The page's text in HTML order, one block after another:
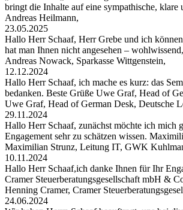
bringt die Inhalte auf eine sympathische,
Andreas Heilmann,
23.05.2025
Hallo Herr Schaaf, Herr Grebe und ich
hat man Ihnen nicht angesehen –
Andreas Nowack, Sparkasse Wittgenstein,
12.12.2024
Hallo Herr Schaaf, ich mache es kurz: das
bedanken. Beste Grüße Uwe Graf, Head of
Uwe Graf, Head of German Desk, Deutsche
29.11.2024
Hallo Herr Schaaf, zunächst möchte ich mich
Engagement sehr zu schätzen wissen.
Maximilian Strunz, Leitung IT, GWK
10.11.2024
Hallo Herr Schaaf,ich danke Ihnen für Ihr
Cramer Steuerberatungsgesellschaft mbH &
Henning Cramer, Cramer
24.06.2024